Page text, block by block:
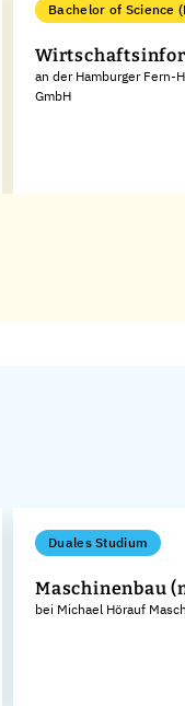
Bachelor of Science
an der Hamburger Fern-
GmbH
Duales Studium
Maschinenbau
bei Michael Hörauf